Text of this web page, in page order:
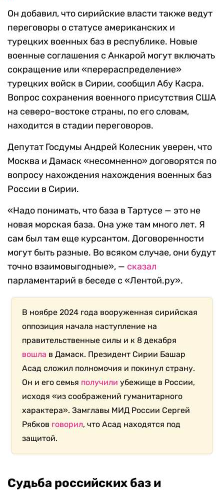
Он добавил, что сирийские власти также ведут
переговоры о статусе американских и
турецких военных баз в республике. Новые
военные соглашения с Анкарой могут включать
сокращение или «перераспределение»
турецких войск в Сирии, сообщил Абу Касра.
Вопрос сохранения военного присутствия США
на северо-востоке страны, по его словам,
находится в стадии переговоров.
Депутат Госдумы Андрей Колесник уверен, что
Москва и Дамаск «несомненно» договорятся по
вопросу нахождения нахождения военных баз
России в Сирии.
«Надо понимать, что база в Тартусе — это не
новая морская база. Она уже там много лет. Я
сам был там еще курсантом. Договоренности
могут быть разные. Во всяком случае, они будут
точно взаимовыгодные», — сказал
парламентарий в беседе с «Лентой.ру».
В ноябре 2024 года вооруженная сирийская
оппозиция начала наступление на
правительственные силы и к 8 декабря
вошла в Дамаск. Президент Сирии Башар
Асад сложил полномочия и покинул страну.
Он и его семья получили убежище в России,
исходя «из соображений гуманитарного
характера». Замглавы МИД России Сергей
Рябков говорил, что Асад находятся под
защитой.
Судьба российских баз и